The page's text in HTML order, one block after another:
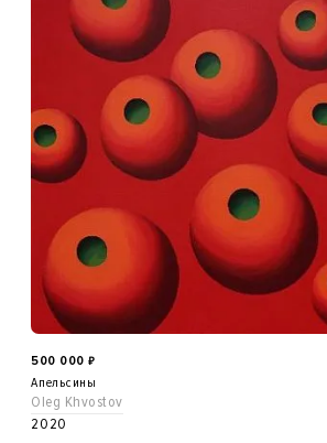
500 000 ₽
Апельсины
Oleg Khvostov
2020